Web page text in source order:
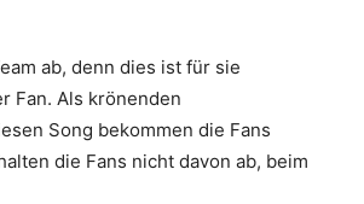
ab, denn dies ist für sie
Fan. Als krönenden
Song bekommen die Fans
die Fans nicht davon ab, beim